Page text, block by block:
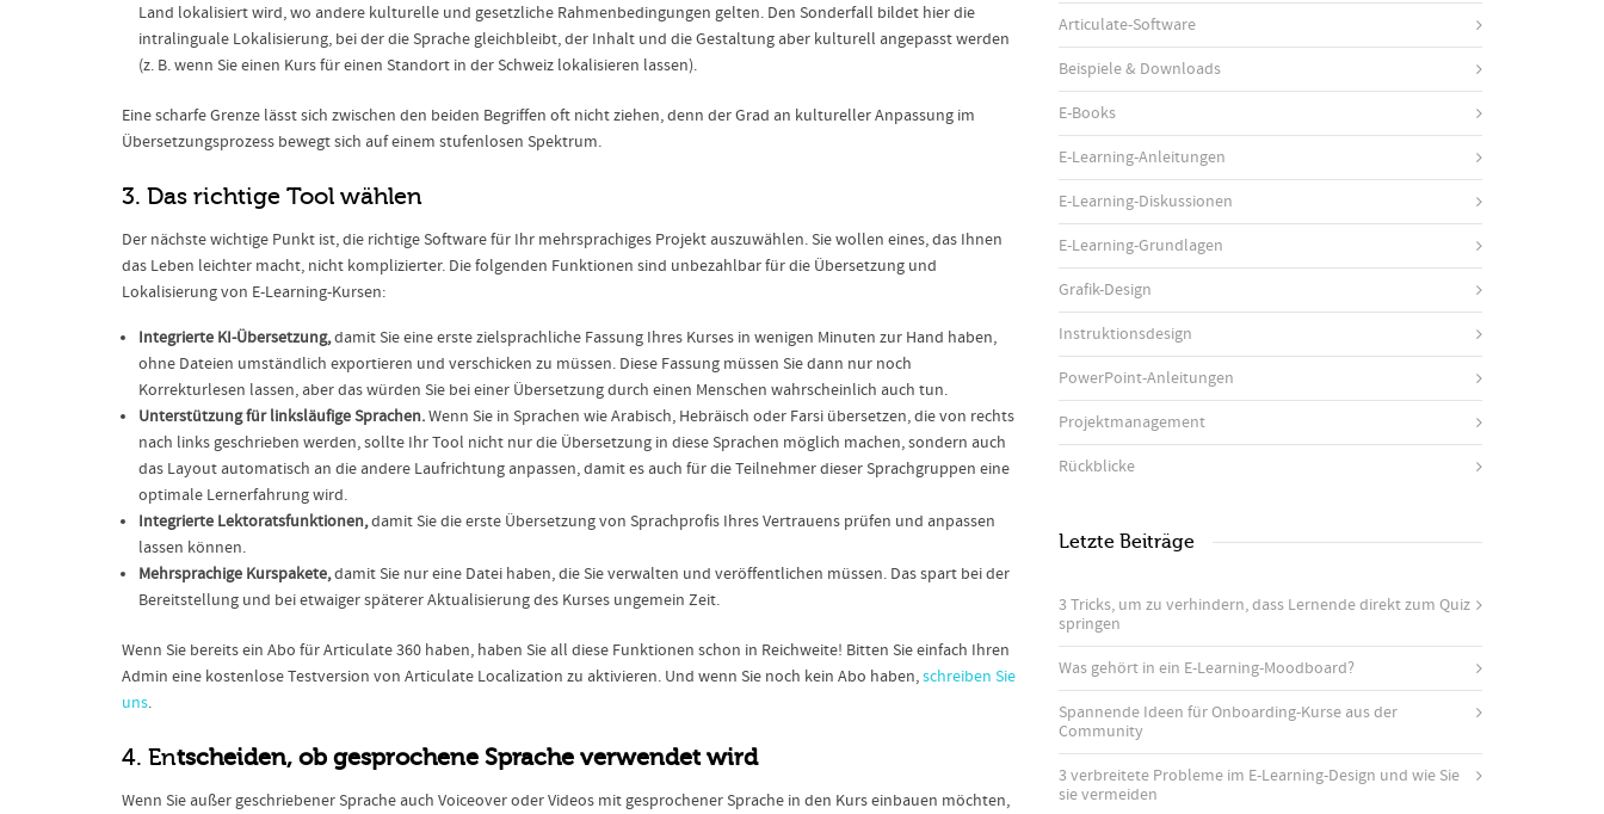
Land lokalisiert wird, wo andere kulturelle und gesetzliche Rahmenbedingungen gelten. Den Sonderfall bildet hier die
intralinguale Lokalisierung, bei der die Sprache gleichbleibt, der Inhalt und die Gestaltung aber kulturell angepasst werden
(z. B. wenn Sie einen Kurs für einen Standort in der Schweiz lokalisieren lassen).
Eine scharfe Grenze lässt sich zwischen den beiden Begriffen oft nicht ziehen, denn der Grad an kultureller Anpassung im
Übersetzungsprozess bewegt sich auf einem stufenlosen Spektrum.
3. Das richtige Tool wählen
Der nächste wichtige Punkt ist, die richtige Software für Ihr mehrsprachiges Projekt auszuwählen. Sie wollen eines, das Ihnen
das Leben leichter macht, nicht komplizierter. Die folgenden Funktionen sind unbezahlbar für die Übersetzung und
Lokalisierung von E-Learning-Kursen:
Integrierte KI-Übersetzung,damit Sie eine erste zielsprachliche Fassung Ihres Kurses in wenigen Minuten zur Hand haben,
ohne Dateien umständlich exportieren und verschicken zu müssen. Diese Fassung müssen Sie dann nur noch
Korrekturlesen lassen, aber das würden Sie bei einer Übersetzung durch einen Menschen wahrscheinlich auch tun.
Unterstützung für linksläufige Sprachen.Wenn Sie in Sprachen wie Arabisch, Hebräisch oder Farsi übersetzen, die von rechts
nach links geschrieben werden, sollte Ihr Tool nicht nur die Übersetzung in diese Sprachen möglich machen, sondern auch
das Layout automatisch an die andere Laufrichtung anpassen, damit es auch für die Teilnehmer dieser Sprachgruppen eine
optimale Lernerfahrung wird.
Integrierte Lektoratsfunktionen,damit Sie die erste Übersetzung von Sprachprofis Ihres Vertrauens prüfen und anpassen
lassen können.
Mehrsprachige Kurspakete,damit Sie nur eine Datei haben, die Sie verwalten und veröffentlichen müssen. Das spart bei der
Bereitstellung und bei etwaiger späterer Aktualisierung des Kurses ungemein Zeit.
Wenn Sie bereits ein Abo für Articulate 360 haben, haben Sie all diese Funktionen schon in Reichweite! Bitten Sie einfach Ihren
Admin eine kostenlose Testversion von Articulate Localization zu aktivieren. Und wenn Sie noch kein Abo haben,schreiben Sie
uns.
4. Entscheiden, ob gesprochene Sprache verwendet wird
Wenn Sie außer geschriebener Sprache auch Voiceover oder Videos mit gesprochener Sprache in den Kurs einbauen möchten,
Articulate-Software
Beispiele & Downloads
E-Books
E-Learning-Anleitungen
E-Learning-Diskussionen
E-Learning-Grundlagen
Grafik-Design
Instruktionsdesign
PowerPoint-Anleitungen
Projektmanagement
Rückblicke
Letzte Beiträge
3 Tricks, um zu verhindern, dass Lernende direkt zum Quiz
springen
Was gehört in ein E-Learning-Moodboard?
Spannende Ideen für Onboarding-Kurse aus der
Community
3 verbreitete Probleme im E-Learning-Design und wie Sie
sie vermeiden